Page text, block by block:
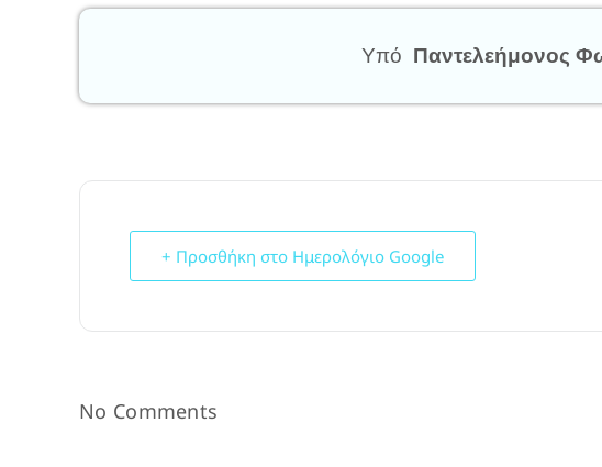
Υπό Παντελεήμονος
+ Προσθήκη στο Ημερολόγιο Google
No Comments